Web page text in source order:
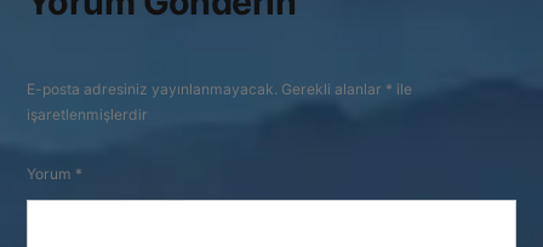
E-posta adresiniz yayınlanmayacak. Gerekli alanlar * ile
işaretlenmişlerdir
Yorum *